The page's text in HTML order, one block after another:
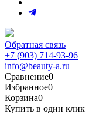
Обратная связь
+7 (903) 714-93-96
info@beauty-a.ru
Сравнение0
Избранное0
Корзина0
Купить в один клик